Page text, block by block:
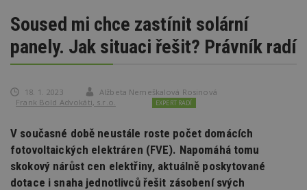
Soused mi chce zastínit solární
panely. Jak situaci řešit? Právník radí
18. 1. 2023
Alžbeta Nemeškalová Rosinová
Frank Bold Advokáti, s.r.o.
EXPERT RADÍ
V současné době neustále roste počet domácích
fotovoltaických elektráren (FVE). Napomáhá tomu
skokový nárůst cen elektřiny, aktuálně poskytované
dotace i snaha jednotlivců řešit zásobení svých